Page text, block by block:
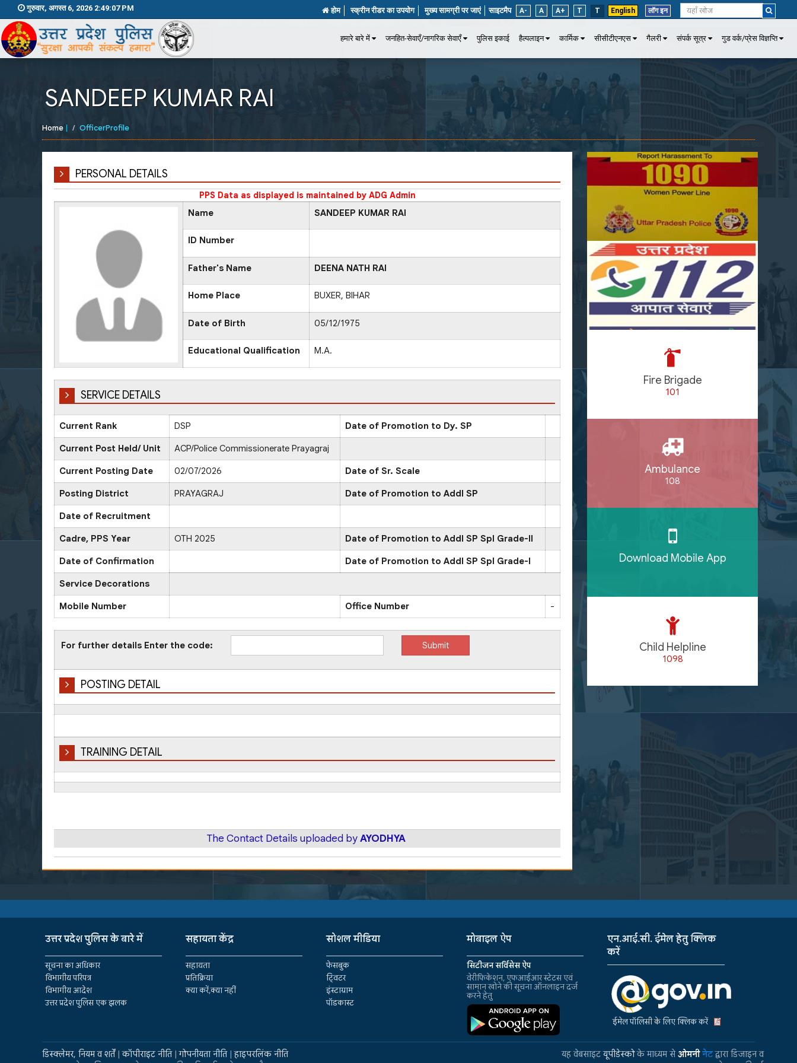
गुरुवार, अगस्त 6, 2026 2:49:07 PM होम स्क्रीन रीडर का उपयोग मुख्य सामग्री पर जाएं साइटमैप A- A A+ T T English लॉग इन
हमारे बारे में जनहित-सेवाएँ/नागरिक सेवाएँ पुलिस इकाई हैल्पलाइन कार्मिक सीसीटीएनएस गैलरी संपर्क सूत्र गुड वर्क/प्रेस विज्ञप्ति
SANDEEP KUMAR RAI
Home | OfficerProfile
PERSONAL DETAILS
PPS Data as displayed is maintained by ADG Admin
Name
SANDEEP KUMAR RAI
ID Number
Father's Name DEENA NATH RAI
Home Place BUXER, BIHAR
Date of Birth 05/12/1975
Educational Qualification M.A.
SERVICE DETAILS
Current Rank DSP Date of Promotion to Dy. SP
Current Post Held/ Unit ACP/Police Commissionerate Prayagraj
Current Posting Date 02/07/2026 Date of Sr. Scale
Posting District PRAYAGRAJ Date of Promotion to Addl SP
Date of Recruitment
Cadre, PPS Year OTH 2025 Date of Promotion to Addl SP Spl Grade-II
Date of Confirmation Date of Promotion to Addl SP Spl Grade-I
Service Decorations
Mobile Number Office Number -
For further details Enter the code:
POSTING DETAIL
TRAINING DETAIL
The Contact Details uploaded byAYODHYA
Fire Brigade
101
Ambulance
108
Download Mobile App
Child Helpline
1098
उत्तर प्रदेश पुलिस के बारे में
सूचना का अधिकार
विभागीय परिपत्र
विभागीय आदेश
उत्तर प्रदेश पुलिस एक झलक
सहायता केंद्र
सहायता
प्रतिक्रिया
क्या करें,क्या नहीं
सोशल मीडिया
फेसबुक
ट्विटर
इंस्टाग्राम
पॉडकास्ट
मोबाइल ऐप
सिटीजन सर्विसेस ऐप
वेरीफिकेशन, एफआईआर स्टेटस एवं
सामान खोने की सूचना ऑनलाइन दर्ज
करने हेतु
एन.आई.सी. ईमेल हेतु क्लिक
करें
ईमेल पॉलिसी के लिए क्लिक करें
डिस्क्लेमर, नियम व शर्तें|कॉपीराइट नीति|गोपनीयता नीति|हाइपरलिंक नीति
यह वेबसाइटयूपीडेस्कोके माध्यम सेओमनीनेटद्वारा डिजाइन व